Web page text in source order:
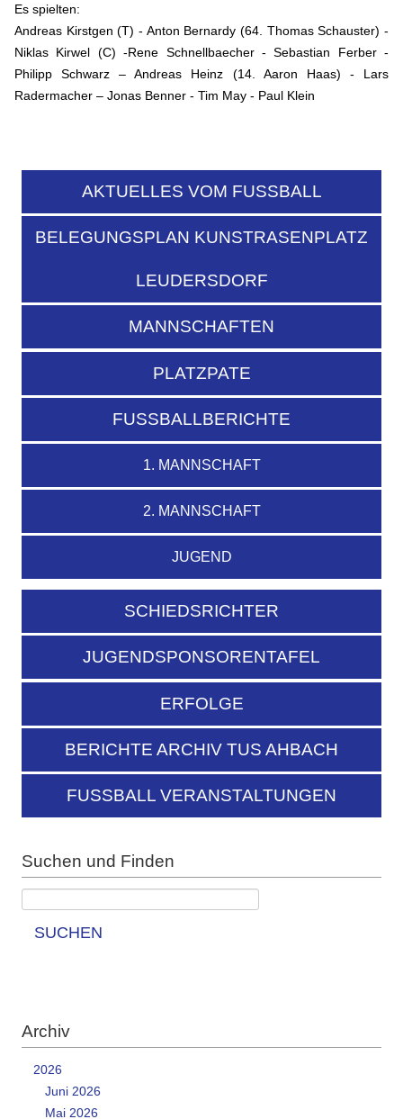
Es spielten:
Andreas Kirstgen (T) - Anton Bernardy (64. Thomas Schauster) -
Niklas Kirwel (C) -Rene Schnellbaecher - Sebastian Ferber -
Philipp Schwarz – Andreas Heinz (14. Aaron Haas) - Lars
Radermacher – Jonas Benner - Tim May - Paul Klein
AKTUELLES VOM FUSSBALL
BELEGUNGSPLAN KUNSTRASENPLATZ
LEUDERSDORF
MANNSCHAFTEN
PLATZPATE
FUSSBALLBERICHTE
1. MANNSCHAFT
2. MANNSCHAFT
JUGEND
SCHIEDSRICHTER
JUGENDSPONSORENTAFEL
ERFOLGE
BERICHTE ARCHIV TUS AHBACH
FUSSBALL VERANSTALTUNGEN
Suchen und Finden
SUCHEN
Archiv
2026
Juni 2026
Mai 2026